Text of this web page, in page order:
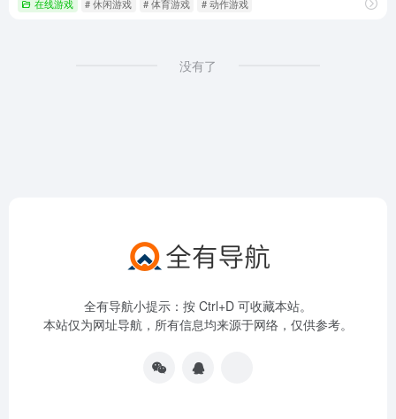
在线游戏 # 休闲游戏 # 体育游戏 # 动作游戏
没有了
全有导航小提示：按 Ctrl+D 可收藏本站。
本站仅为网址导航，所有信息均来源于网络，仅供参考。